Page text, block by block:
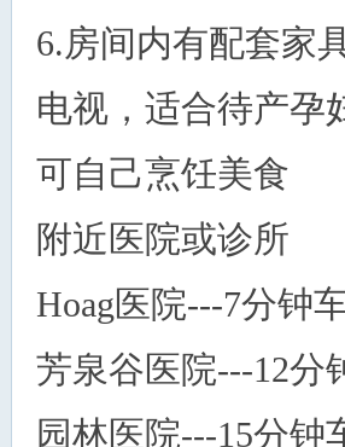
6.房间内有配套家
电视，适合待产孕
可自己烹饪美食
附近医院或诊所
Hoag医院---7分钟
芳泉谷医院---12分
园林医院---15分钟